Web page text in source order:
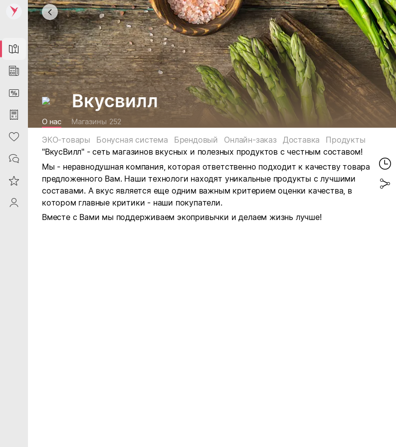
Map
News
DiscountCard
Purchases
Heart
Contacts
Reviews
ProfileSaby
Вкусвилл
О нас Магазины 252
ЭКО-товары Бонусная система Брендовый Онлайн-заказ Доставка
Продукты
"ВкусВилл" - сеть магазинов вкусных и полезных продуктов с честным составом!
Мы - неравнодушная компания, которая ответственно подходит к качеству товара
предложенного Вам. Наши технологи находят уникальные продукты с лучшими
составами. А вкус является еще одним важным критерием оценки качества, в
котором главные критики - наши покупатели.
Вместе с Вами мы поддерживаем экопривычки и делаем жизнь лучше!